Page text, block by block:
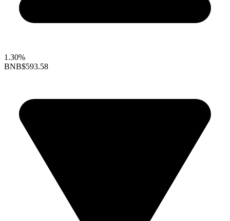
1.30%
BNB$593.58